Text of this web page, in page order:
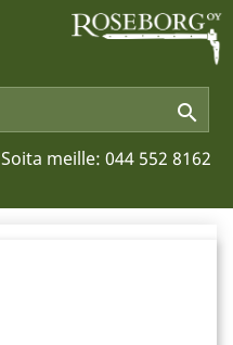

Soita meille: 044 552 8162